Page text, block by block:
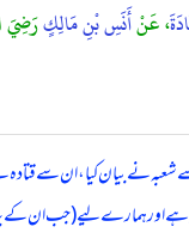
، عَنْأَنَسِ بْنِ مَالِكٍرَضِيَ
شعبہ نے بیان کیا، ان سے
اور ہمارے لیے (جب ان کے